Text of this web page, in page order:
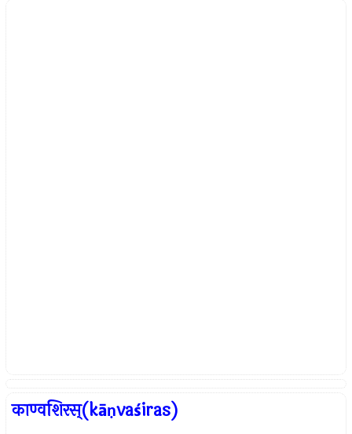
काण्वशिरस्(kāṇvaśiras)